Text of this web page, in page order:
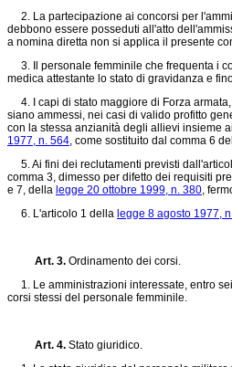
2. La partecipazione ai concorsi per
debbono essere posseduti all'atto
a nomina diretta non si applica il presente
3. Il personale femminile che frequenta i
medica attestante lo stato di gravidanza e
4. I capi di stato maggiore di Forza
siano ammessi, nei casi di valido profitto
con la stessa anzianità degli allievi insieme
1977, n. 564, come sostituito dal comma 6
5. Ai fini dei reclutamenti previsti
comma 3, dimesso per difetto dei requisiti
e 7, della legge 20 ottobre 1999, n. 380,
6. L'articolo 1 della legge 8 agosto 1977,
Art. 3. Ordinamento dei corsi.
1. Le amministrazioni interessate, entro
corsi stessi del personale femminile.
Art. 4. Stato giuridico.